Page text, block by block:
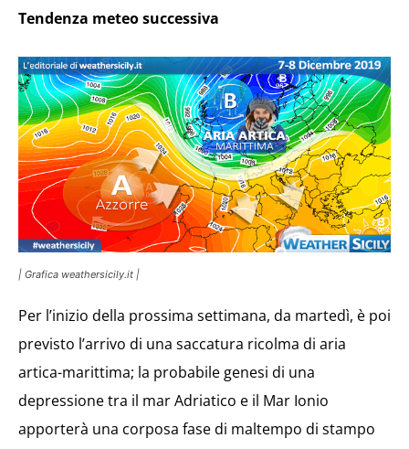
Tendenza meteo successiva
| Grafica weathersicily.it |
Per l’inizio della prossima settimana, da martedì, è poi
previsto l’arrivo di una saccatura ricolma di aria
artica-marittima; la probabile genesi di una
depressione tra il mar Adriatico e il Mar Ionio
apporterà una corposa fase di maltempo di stampo